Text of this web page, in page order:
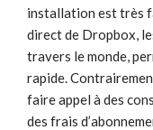
installation est très
direct de Dropbox,
travers le monde,
rapide.
faire appel à des
des frais